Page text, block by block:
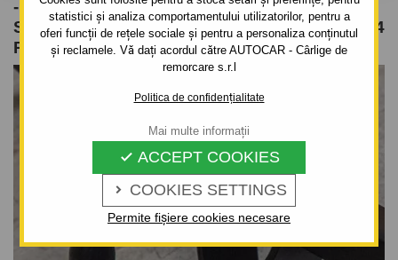
statistici și analiza comportamentului utilizatorilor, pentru a
oferi funcții de rețele sociale și pentru a personaliza conținutul
și reclamele. Vă dați acordul către AUTOCAR - Cârlige de
remorcare s.r.l
Politica de confidențialitate
 COOKIES SETTINGS
 ACCEPT COOKIES
Permite fișiere cookies necesare
Mai multe informații
- 5UŞI., VAN, (220) - SISTEM
SEMIDEMONTABIL -CU ŞURUBURI - DIN 1994
PÂNĂ 2001